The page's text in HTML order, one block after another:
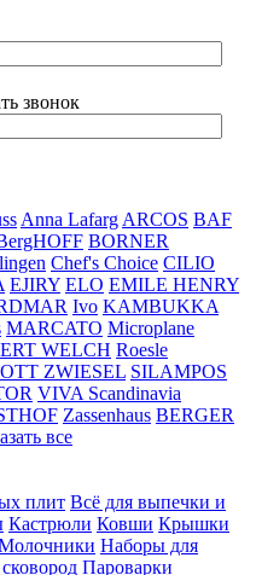
звонок
Anna Lafarg ARCOS BAF
BORNER
Chef's Choice CILIO
EJIRY ELO EMILE HENRY
Ivo KAMBUKKA
MARCATO Microplane
WELCH Roesle
ZWIESEL SILAMPOS
VIVA Scandinavia
Zassenhaus BERGER
все
плит Всё для выпечки и
Кастрюли Ковши Крышки
Наборы для
Пароварки